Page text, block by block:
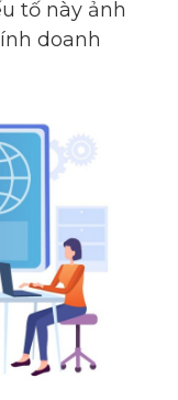
tố này ảnh
doanh